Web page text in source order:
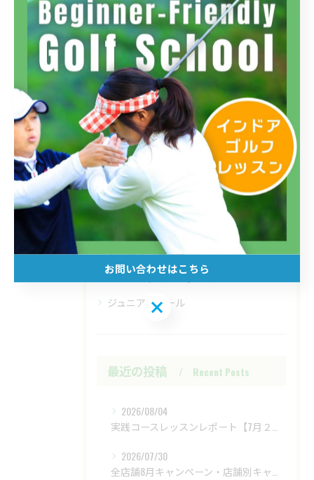
フィットイン高島平店
フィットイン四谷店
初心者
インドア
ラウンド
体験
コースレッスン
お知らせ
お知らせ（三鷹店）
お知らせ（四谷店）
お知らせ（高島平店）
コースレッスンレポート
ジュニアスクール
最近の投稿 Recent Posts
2026/08/04
実践コースレッスンレポート【7月２８日（火）富士レイクサイドCC】
2026/07/30
全店舗8月キャンペーン・店舗別キャンペーンもあります
お問い合わせはこちら
お問い合わせはこちら